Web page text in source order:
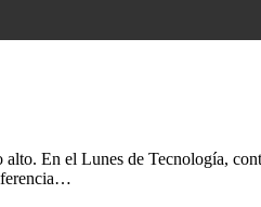
En el Lunes de Tecnología,